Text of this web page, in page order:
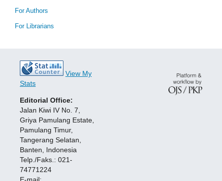
For Authors
For Librarians
View My
Stats
Editorial Office:
Jalan Kiwi IV No. 7,
Griya Pamulang Estate,
Pamulang Timur,
Tangerang Selatan,
Banten, Indonesia
Telp./Faks.: 021-
74771224